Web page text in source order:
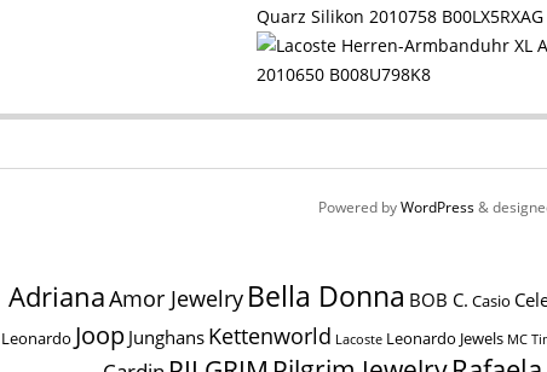
Quarz Silikon 2010758 B00LX5RXAG
2010650 B008U798K8
Powered byWordPress&
AdrianaAmor Jewelry Bella Donna BOB C. Casio
Leonardo Joop Junghans Kettenworld Lacoste Leonardo Jewels MC